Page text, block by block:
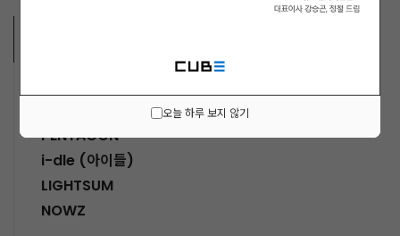
오늘 하루 보지 않기
MUSICIANS
PENTAGON
i-dle (아이들)
LIGHTSUM
NOWZ